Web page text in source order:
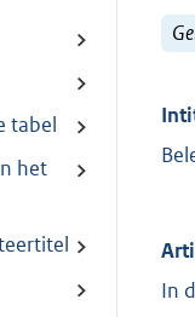
tabel
het
In